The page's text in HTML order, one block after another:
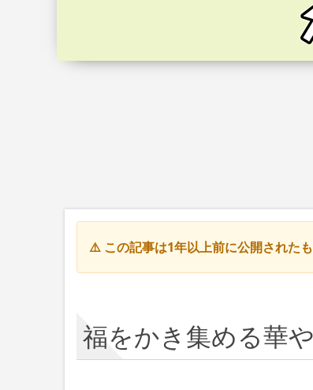
⚠️ この記事は1年以上前に公開された
福をかき集める華